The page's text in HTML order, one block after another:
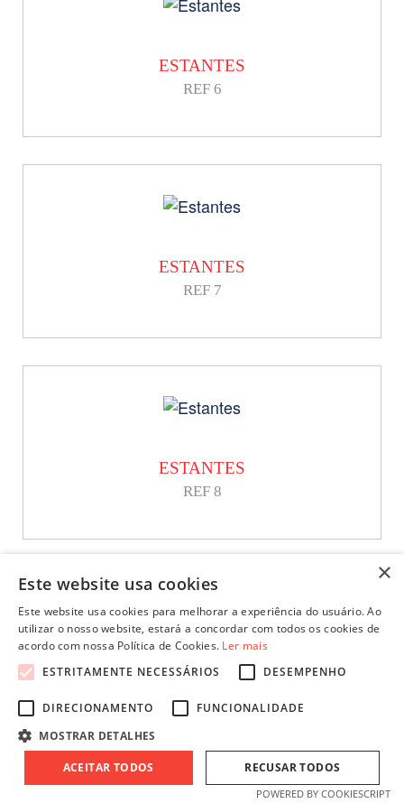
ESTANTES
REF 6
ESTANTES
REF 7
ESTANTES
REF 8
ESTANTES
×
Este website usa cookies
Este website usa cookies para melhorar a experiência do usuário. Ao
utilizar o nosso website, estará a concordar com todos os cookies de
acordo com nossa Política de Cookies. Ler mais
ESTRITAMENTE NECESSÁRIOS
DESEMPENHO
DIRECIONAMENTO
FUNCIONALIDADE
MOSTRAR DETALHES
ACEITAR TODOS RECUSAR TODOS
POWERED BY COOKIESCRIPT